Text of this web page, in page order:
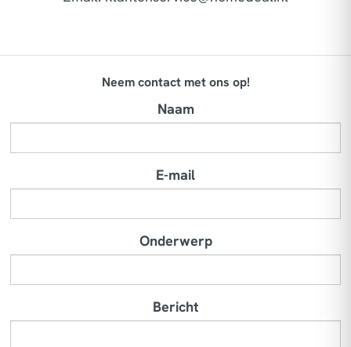
Neem contact met ons op!
Naam
E-mail
Onderwerp
Bericht